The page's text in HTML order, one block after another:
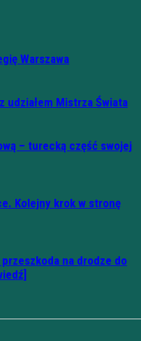
Warszawa
udziałem Mistrza Świata
– turecką część swojej
Kolejny krok w stronę
na drodze do